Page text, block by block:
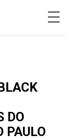
DO
PAULO